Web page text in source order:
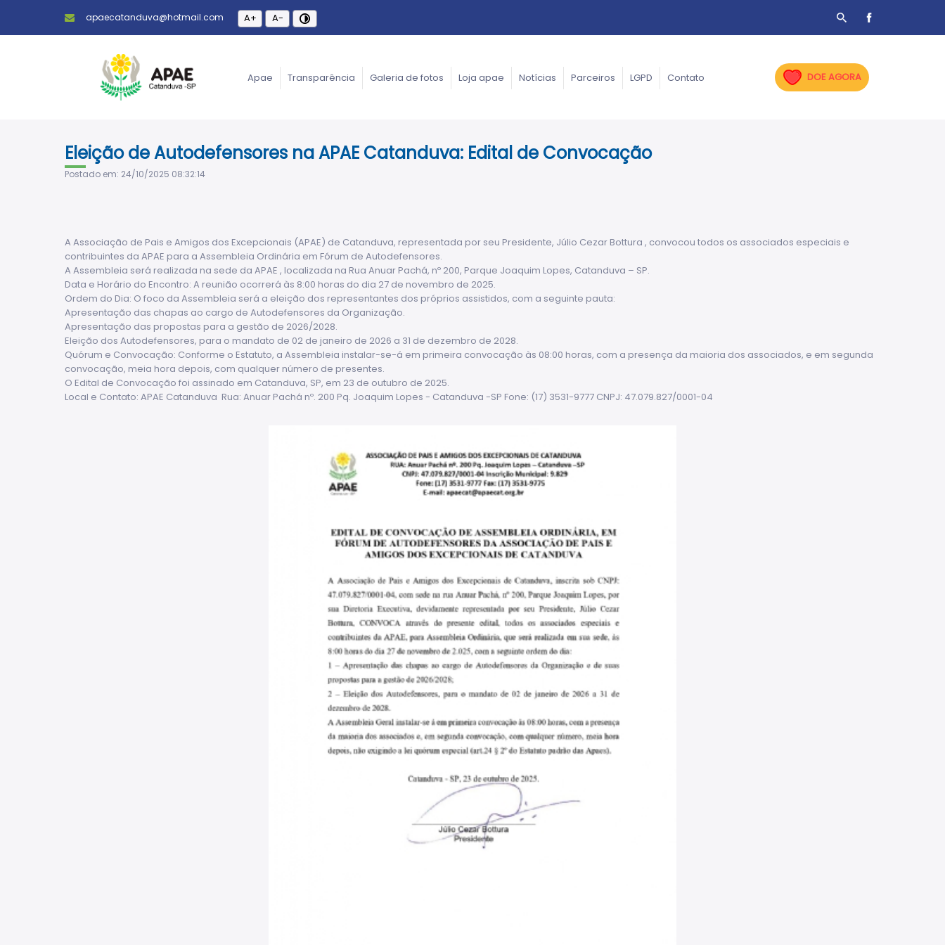
apaecatanduva@hotmail.com A+ A-
Apae Transparência Galeria de fotos Loja apae Notícias Parceiros LGPD Contato DOE AGORA
Eleição de Autodefensores na APAE Catanduva: Edital de Convocação
Postado em: 24/10/2025 08:32:14
A Associação de Pais e Amigos dos Excepcionais (APAE) de Catanduva, representada por seu Presidente, Júlio Cezar Bottura , convocou todos os associados especiais e
contribuintes da APAE para a Assembleia Ordinária em Fórum de Autodefensores.
A Assembleia será realizada na sede da APAE , localizada na Rua Anuar Pachá, nº 200, Parque Joaquim Lopes, Catanduva – SP.
Data e Horário do Encontro: A reunião ocorrerá às 8:00 horas do dia 27 de novembro de 2025.
Ordem do Dia: O foco da Assembleia será a eleição dos representantes dos próprios assistidos, com a seguinte pauta:
Apresentação das chapas ao cargo de Autodefensores da Organização.
Apresentação das propostas para a gestão de 2026/2028.
Eleição dos Autodefensores, para o mandato de 02 de janeiro de 2026 a 31 de dezembro de 2028.
Quórum e Convocação: Conforme o Estatuto, a Assembleia instalar-se-á em primeira convocação às 08:00 horas, com a presença da maioria dos associados, e em segunda
convocação, meia hora depois, com qualquer número de presentes.
O Edital de Convocação foi assinado em Catanduva, SP, em 23 de outubro de 2025.
Local e Contato: APAE Catanduva Rua: Anuar Pachá nº. 200 Pq. Joaquim Lopes - Catanduva -SP Fone: (17) 3531-9777 CNPJ: 47.079.827/0001-04